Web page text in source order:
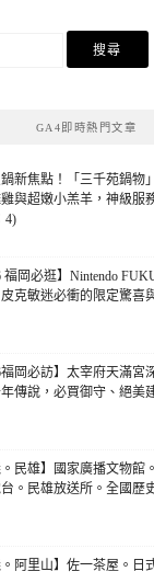
GA4即時熱門文章
新焦點！「三千苑鍋物
與超嫩小羔羊，神級服
4)
福岡必逛】Nintendo
克敏迷必衝的限定驚喜
福岡必訪】太宰府天滿
傳說，必買御守、絕美
。民雄】國家廣播文物
。民雄放送所。全國歷
。阿里山】佐一茶屋。日